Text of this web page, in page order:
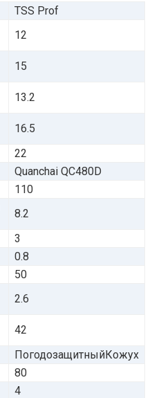
TSS Prof
12
15
13.2
16.5
22
Quanchai QC480D
110
8.2
3
0.8
50
2.6
42
ПогодозащитныйКожух
80
4